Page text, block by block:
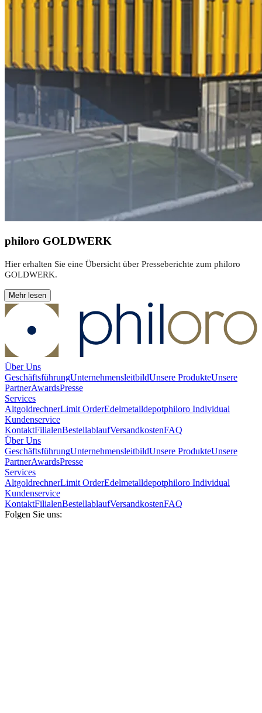
philoro GOLDWERK
Hier erhalten Sie eine Übersicht über Presseberichte zum philoro
GOLDWERK.
Mehr lesen
Über Uns
GeschäftsführungUnternehmensleitbildUnsere ProdukteUnsere
PartnerAwardsPresse
Services
AltgoldrechnerLimit OrderEdelmetalldepotphiloro Individual
Kundenservice
KontaktFilialenBestellablaufVersandkostenFAQ
Über Uns
GeschäftsführungUnternehmensleitbildUnsere ProdukteUnsere
PartnerAwardsPresse
Services
AltgoldrechnerLimit OrderEdelmetalldepotphiloro Individual
Kundenservice
KontaktFilialenBestellablaufVersandkostenFAQ
Folgen Sie uns: